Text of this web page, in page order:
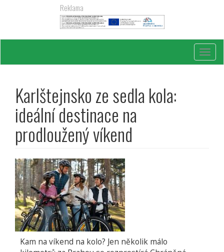
Reklama
Karlštejnsko ze sedla kola:
ideální destinace na
prodloužený víkend
Kam na víkend na kolo? Jen několik málo